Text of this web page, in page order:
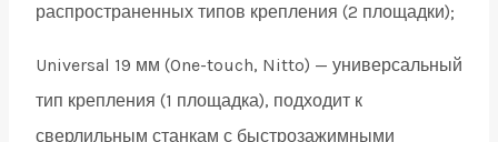
распространенных типов крепления (2 площадки);
Universal 19 мм (One-touch, Nitto) — универсальный
тип крепления (1 площадка), подходит к
сверлильным станкам с быстрозажимными